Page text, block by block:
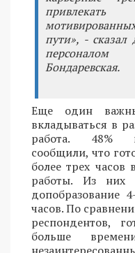
пути», - сказал
персоналом
Бондаревская.
Еще один
вкладываться в
работа. 48%
сообщили, что
более трех
работы. Из них
допобразование
часов. По
респондентов,
больше